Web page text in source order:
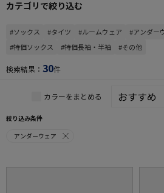
カテゴリで絞り込む
#ソックス #タイツ #ルームウェア #アンダー
#特価ソックス
#特価長袖・半袖 #その他
検索結果： 30件
カラーをまとめる
絞り込み条件
アンダーウェア